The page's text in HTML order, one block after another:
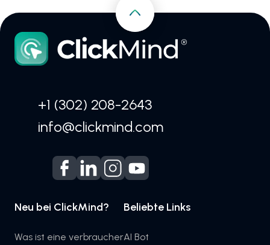
+1 (302) 208-2643
info@clickmind.com
Neu bei ClickMind?
Was ist eine verbraucher
Beliebte Links
AI Bot